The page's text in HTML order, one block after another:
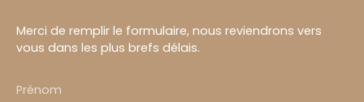
Merci de remplir le formulaire, nous reviendrons vers
vous dans les plus brefs délais.
Prénom